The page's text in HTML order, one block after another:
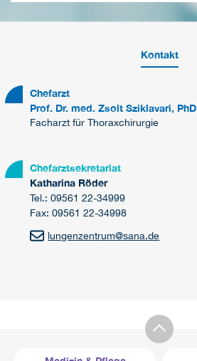
Kontakt
Chefarzt
Prof. Dr. med. Zsolt Sziklavari, PhD
Facharzt für Thoraxchirurgie
Chefarztsekretariat
Katharina Röder
Tel.: 09561 22-34999
Fax: 09561 22-34998
lungenzentrum@sana.de